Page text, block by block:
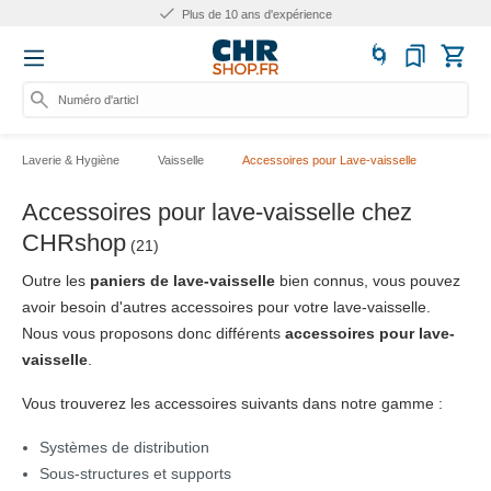
Plus de 10 ans d'expérience
Numéro d'article, catég
Laverie & Hygiène Vaisselle Accessoires pour Lave-vaisselle
Accessoires pour lave-vaisselle chez
CHRshop (21)
Outre les paniers de lave-vaisselle bien connus, vous pouvez
avoir besoin d'autres accessoires pour votre lave-vaisselle.
Nous vous proposons donc différents accessoires pour lave-
vaisselle
Vous trouverez les accessoires suivants dans notre gamme :
Systèmes de distribution
Sous-structures et supports